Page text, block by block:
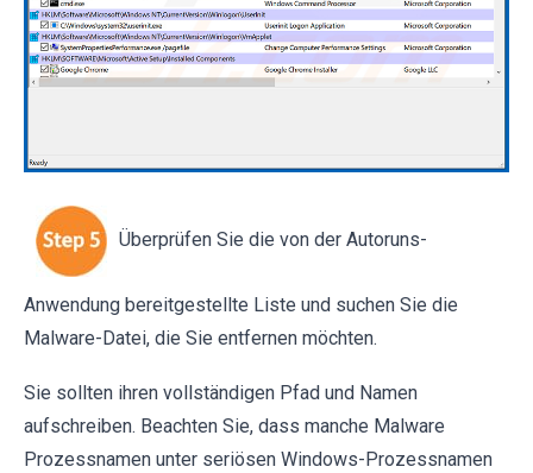
Überprüfen Sie die von der Autoruns-
Anwendung bereitgestellte Liste und suchen Sie die
Malware-Datei, die Sie entfernen möchten.
Sie sollten ihren vollständigen Pfad und Namen
aufschreiben. Beachten Sie, dass manche Malware
Prozessnamen unter seriösen Windows-Prozessnamen